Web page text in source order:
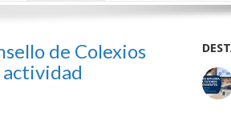
de Colexios
actividad